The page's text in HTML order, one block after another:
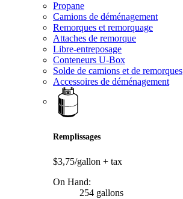
Propane
Camions de déménagement
Remorques et remorquage
Attaches de remorque
Libre-entreposage
Conteneurs U-Box
Solde de camions et de remorques
Accessoires de déménagement
Remplissages
$3,75/gallon + tax
On Hand:
254 gallons